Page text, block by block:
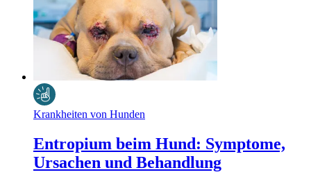
Krankheiten von Hunden
Entropium beim Hund: Symptome,
Ursachen und Behandlung